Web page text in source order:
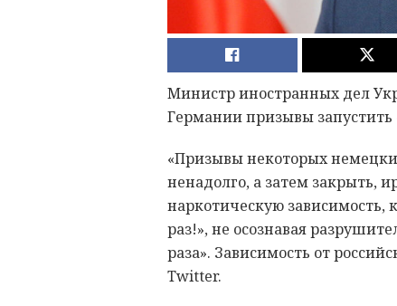
Министр иностранных дел
Германии призывы запустить
«Призывы некоторых
ненадолго, а затем закрыть,
наркотическую зависимость,
раз!», не осознавая
раза». Зависимость от
Twitter.